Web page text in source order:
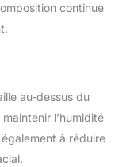
continue
au-dessus du
l’humidité
à réduire